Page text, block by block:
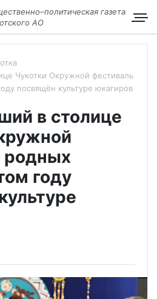
газета
АО
Чукотки Окружной фестиваль
посвящён культуре юкагиров
в столице
родных
году